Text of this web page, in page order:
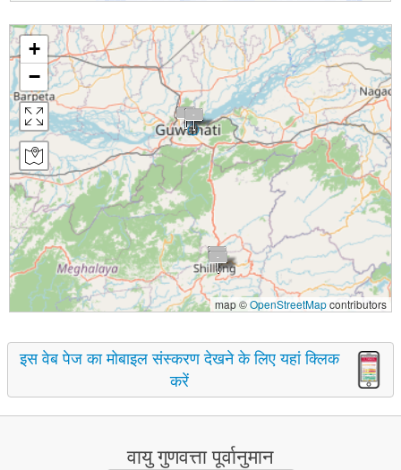
+
−
map ©OpenStreetMapcontributors
इस वेब पेज का मोबाइल संस्करण देखने के लिए यहां क्लिक
करें
वायु गुणवत्ता पूर्वानुमान